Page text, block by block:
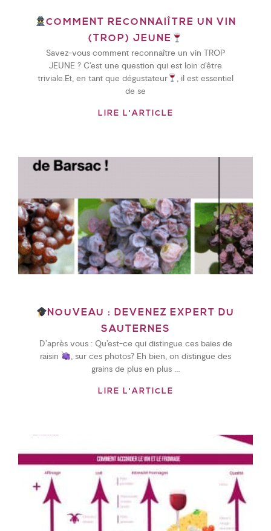
COMMENT RECONNAIÎTRE UN VIN
(TROP) JEUNE
Savez-vous comment reconnaître un vin TROP
JEUNE ? C’est une question qui est loin d’être
triviale.Et, en tant que dégustateur
, il est essentiel
de se
LIRE L'ARTICLE
NOUVEAU : DEVENEZ EXPERT DU
SAUTERNES
D’après vous : Qu’est-ce qui distingue ces baies de
raisin
, sur ces photos? Eh bien, on distingue des
grains de plus en plus …
LIRE L'ARTICLE